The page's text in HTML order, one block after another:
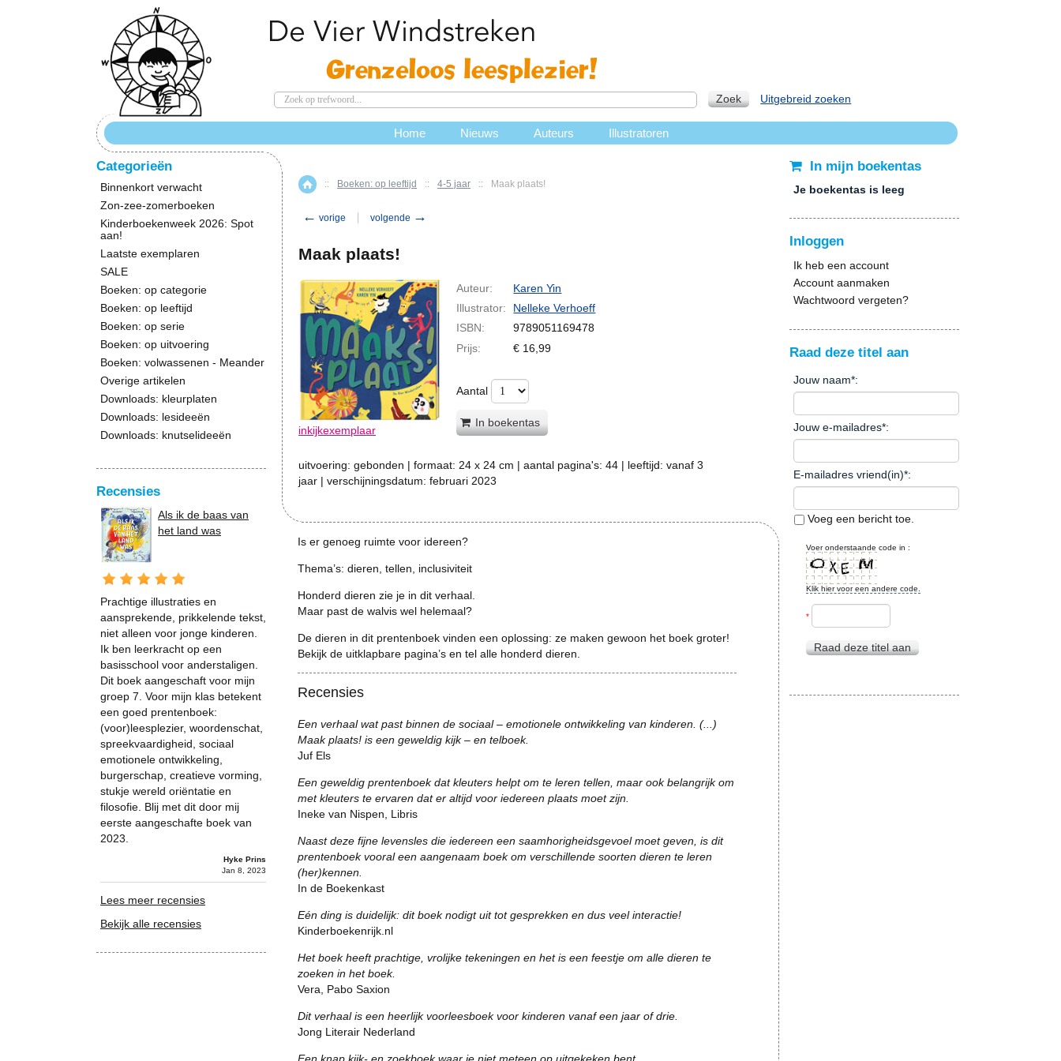
Home
:: Boeken: op leeftijd :: 4-5 jaar :: Maak plaats!
← vorige volgende →
Maak plaats!
inkijkexemplaar
Auteur:
Karen Yin
Illustrator:
Nelleke Verhoeff
ISBN:
9789051169478
Prijs:
€ 16,99
Aantal
In boekentas
uitvoering: gebonden | formaat: 24 x 24 cm | aantal pagina's: 44 | leeftijd: vanaf 3
jaar | verschijningsdatum: februari 2023
Is er genoeg ruimte voor idereen?
Thema’s: dieren, tellen, inclusiviteit
Honderd dieren zie je in dit verhaal.
Maar past de walvis wel helemaal?
De dieren in dit prentenboek vinden een oplossing: ze maken gewoon het boek groter!
Bekijk de uitklapbare pagina’s en tel alle honderd dieren.
Recensies
Een verhaal wat past binnen de sociaal – emotionele ontwikkeling van kinderen. (...)
Maak plaats! is een geweldig kijk – en telboek.
Juf Els
Een geweldig prentenboek dat kleuters helpt om te leren tellen, maar ook belangrijk om
met kleuters te ervaren dat er altijd voor iedereen plaats moet zijn.
Ineke van Nispen, Libris
Naast deze fijne levensles die iedereen een saamhorigheidsgevoel moet geven, is dit
prentenboek vooral een aangenaam boek om verschillende soorten dieren te leren
(her)kennen.
In de Boekenkast
Eén ding is duidelijk: dit boek nodigt uit tot gesprekken en dus veel interactie!
Kinderboekenrijk.nl
Het boek heeft prachtige, vrolijke tekeningen en het is een feestje om alle dieren te
zoeken in het boek.
Vera, Pabo Saxion
Dit verhaal is een heerlijk voorleesboek voor kinderen vanaf een jaar of drie.
Jong Literair Nederland
Categorieën
Binnenkort verwacht
Zon-zee-zomerboeken
Kinderboekenweek 2026: Spot
aan!
Laatste exemplaren
SALE
Boeken: op categorie
Boeken: op leeftijd
Boeken: op serie
Boeken: op uitvoering
Boeken: volwassenen - Meander
Overige artikelen
Downloads: kleurplaten
Downloads: lesideeën
Downloads: knutselideeën
Recensies
Als ik de baas van
het land was
Prachtige illustraties en
aansprekende, prikkelende tekst,
niet alleen voor jonge kinderen.
Ik ben leerkracht op een
basisschool voor anderstaligen.
Dit boek aangeschaft voor mijn
groep 7. Voor mijn klas betekent
een goed prentenboek:
(voor)leesplezier, woordenschat,
spreekvaardigheid, sociaal
emotionele ontwikkeling,
burgerschap, creatieve vorming,
stukje wereld oriëntatie en
filosofie. Blij met dit door mij
eerste aangeschafte boek van
2023.
Hyke Prins
Jan 8, 2023
Lees meer recensies
Bekijk alle recensies
In mijn boekentas
Je boekentas is leeg
Inloggen
Ik heb een account
Account aanmaken
Wachtwoord vergeten?
Raad deze titel aan
Jouw naam*:
Jouw e-mailadres*:
E-mailadres vriend(in)*:
Voeg een bericht toe.
Voer onderstaande code in :
Klik hier voor een andere code.
*
Raad deze titel aan
Zoek Uitgebreid zoeken
Home Nieuws Auteurs Illustratoren